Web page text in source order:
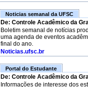
Noticias semanal da UFSC
De: Controle Acadêmico da
Boletim semanal de notícias
uma agenda de eventos
final do ano.
Noticias.ufsc.br
Portal do Estudante
De: Controle Acadêmico da
Informações de interesse dos